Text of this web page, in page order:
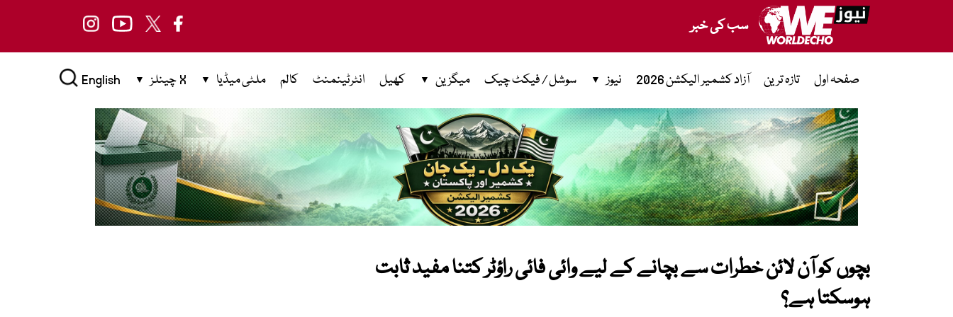
سب کی خبر
صفحہ اول تازہ ترین آزاد کشمیر الیکشن 2026 نیوز سوشل / فیکٹ چیک میگزین کھیل انٹرٹینمنٹ کالم ملٹی میڈیا X چینلز English
بچوں کو آن لائن خطرات سے بچانے کے لیے وائی فائی راؤٹر کتنا مفید ثابت
ہوسکتا ہے؟